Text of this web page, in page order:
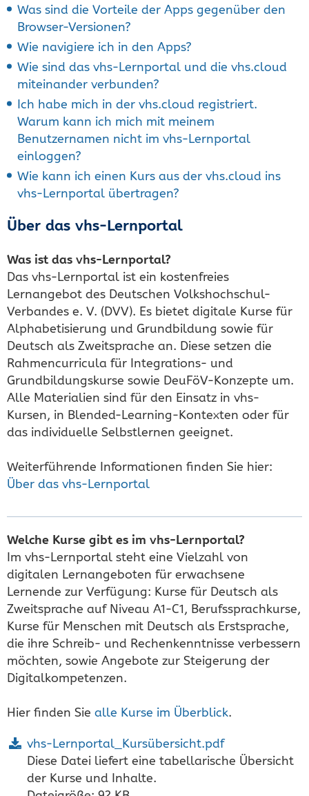
Was sind die Vorteile der Apps gegenüber den
Browser-Versionen?
Wie navigiere ich in den Apps?
Wie sind das vhs-Lernportal und die vhs.cloud
miteinander verbunden?
Ich habe mich in der vhs.cloud registriert.
Warum kann ich mich mit meinem
Benutzernamen nicht im vhs-Lernportal
einloggen?
Wie kann ich einen Kurs aus der vhs.cloud ins
vhs-Lernportal übertragen?
Über das vhs-Lernportal
Was ist das vhs-Lernportal?
Das vhs-Lernportal ist ein kostenfreies
Lernangebot des Deutschen Volkshochschul-
Verbandes e. V. (DVV). Es bietet digitale Kurse für
Alphabetisierung und Grundbildung sowie für
Deutsch als Zweitsprache an. Diese setzen die
Rahmencurricula für Integrations- und
Grundbildungskurse sowie DeuFöV-Konzepte um.
Alle Materialien sind für den Einsatz in vhs-
Kursen, in Blended-Learning-Kontexten oder für
das individuelle Selbstlernen geeignet.
Weiterführende Informationen finden Sie hier:
Über das vhs-Lernportal
Welche Kurse gibt es im vhs-Lernportal?
Im vhs-Lernportal steht eine Vielzahl von
digitalen Lernangeboten für erwachsene
Lernende zur Verfügung: Kurse für Deutsch als
Zweitsprache auf Niveau A1-C1, Berufssprachkurse,
Kurse für Menschen mit Deutsch als Erstsprache,
die ihre Schreib- und Rechenkenntnisse verbessern
möchten, sowie Angebote zur Steigerung der
Digitalkompetenzen.
Hier finden Sie alle Kurse im Überblick.
vhs-Lernportal_Kursübersicht.pdf
Diese Datei liefert eine tabellarische Übersicht
der Kurse und Inhalte.